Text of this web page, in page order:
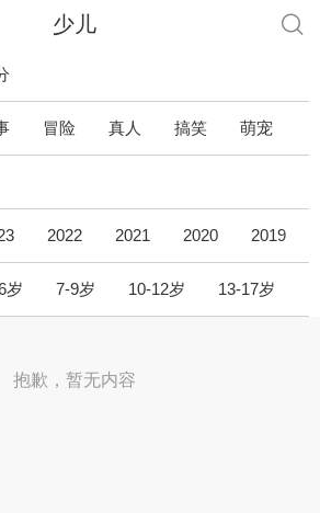
少儿
冒险 真人 搞笑 萌宠
2022 2021 2020 2019
岁 7-9岁 10-12岁 13-17岁
抱歉，暂无内容